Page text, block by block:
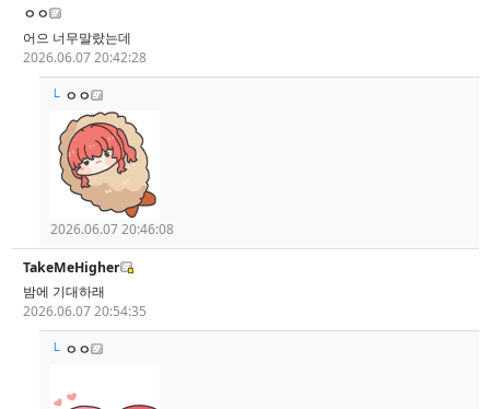
ㅇㅇ
어으 너무말랐는데
2026.06.07 20:42:28
└ ㅇㅇ
2026.06.07 20:46:08
TakeMeHigher
밤에 기대하래
2026.06.07 20:54:35
└ ㅇㅇ